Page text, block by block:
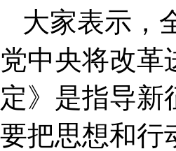
大家表示，
党中央将改革
定》是指导新
要把思想和行